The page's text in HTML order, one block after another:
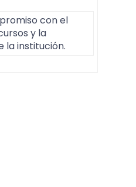
con el
y la
la institución.